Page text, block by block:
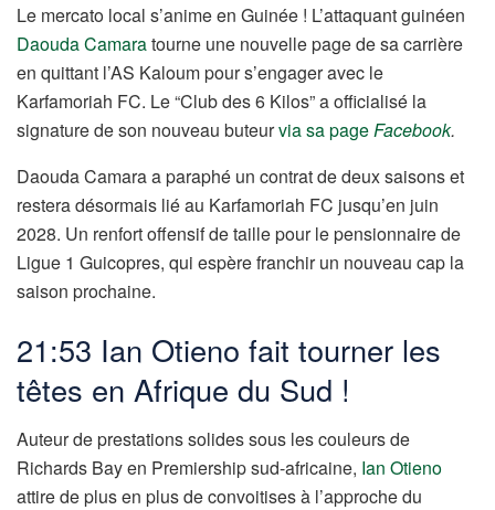
Le mercato local s’anime en Guinée ! L’attaquant guinéen
Daouda Camaratourne une nouvelle page de sa carrière
en quittant l’AS Kaloum pour s’engager avec le
Karfamoriah FC. Le “Club des 6 Kilos” a officialisé la
signature de son nouveau buteurvia sa pageFacebook.
Daouda Camara a paraphé un contrat de deux saisons et
restera désormais lié au Karfamoriah FC jusqu’en juin
2028. Un renfort offensif de taille pour le pensionnaire de
Ligue 1 Guicopres, qui espère franchir un nouveau cap la
saison prochaine.
21:53 Ian Otieno fait tourner les
têtes en Afrique du Sud !
Auteur de prestations solides sous les couleurs de
Richards Bay en Premiership sud-africaine, Ian Otieno
attire de plus en plus de convoitises à l’approche du